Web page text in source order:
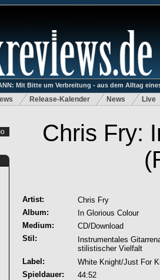
Mit Bitte um Verbreitung - aus dem Alltag
Release-Kalender News Live
Chris Fry:
Artist:
Chris Fry
Album:
In Glorious Colour
Medium:
CD/Download
Stil:
Instrumentales
stilistischer Vielfalt
Label:
White Knight/Just For
Spieldauer:
44:52